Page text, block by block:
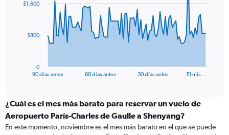
data
The
categories.
Range:
91
categories.
90 días antes 60 días antes 30 días antes El mis…
0
$800
$1.600
¿Cuál es el mes más barato para reservar un vuelo de
Aeropuerto París-Charles de Gaulle a Shenyang?
En este momento, noviembre es el mes más barato en el que se puede